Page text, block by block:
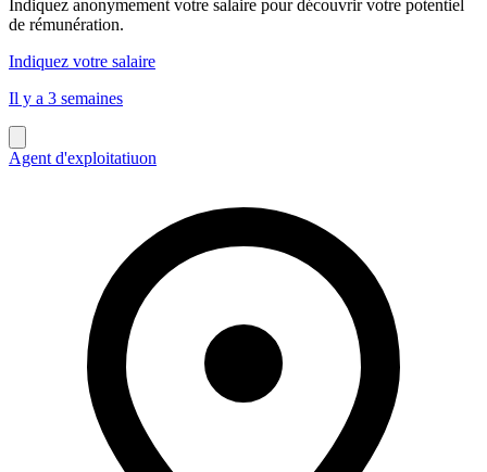
Indiquez anonymement votre salaire pour découvrir votre potentiel
de rémunération.
Indiquez votre salaire
Il y a 3 semaines
Agent d'exploitatiuon